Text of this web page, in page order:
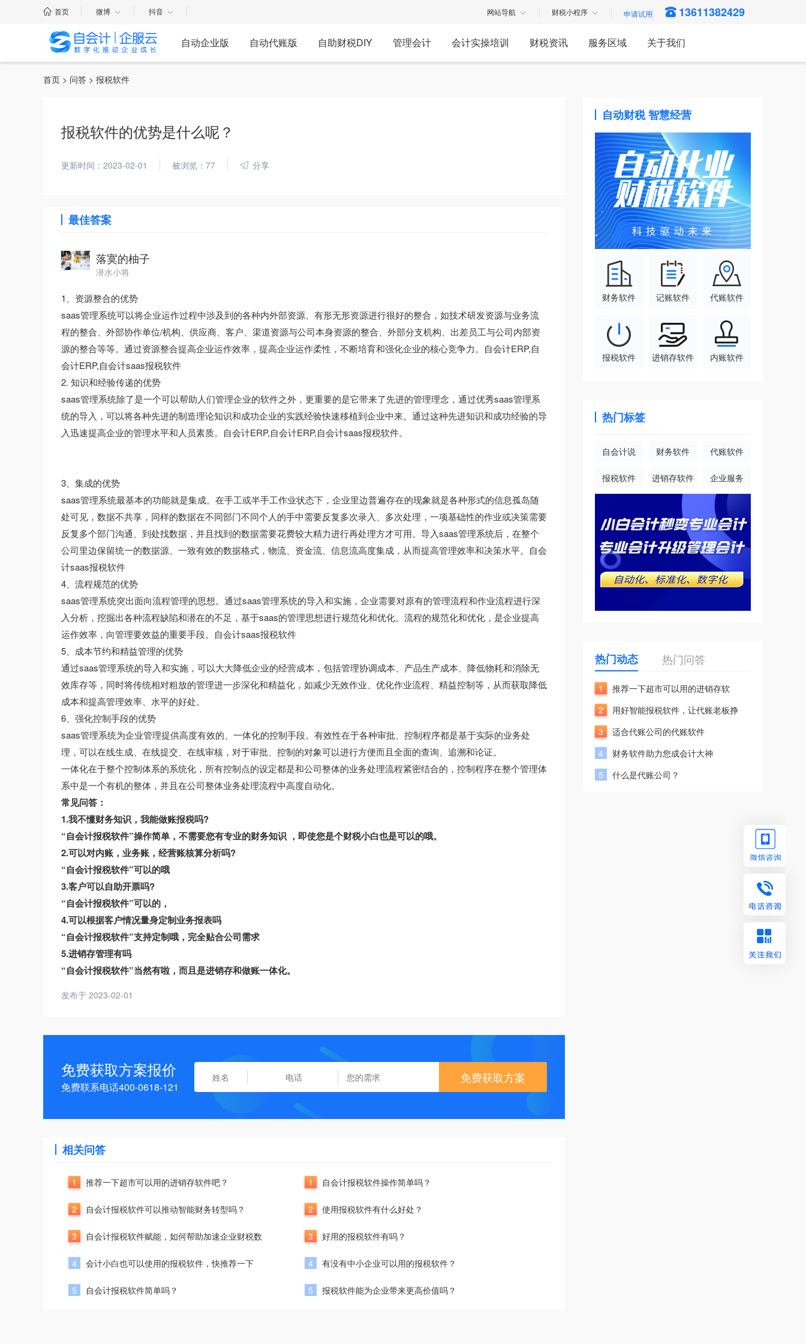
首页 微博 抖音 网站导航 财税小程序 13611382429
自动企业版 自动代账版 自助财税DIY 管理会计 会计实操培训 财税资讯 服务区域 关于我们
首页 > 问答 > 报税软件
报税软件的优势是什么呢？
更新时间：2023-02-01 被浏览：77 分享
最佳答案
落寞的柚子
潜水小将
1、资源整合的优势
saas管理系统可以将企业运作过程中涉及到的各种内外部资源、有形无形资源进行很好的整合，如技术研发资源与业务流
程的整合、外部协作单位/机构、供应商、客户、渠道资源与公司本身资源的整合、外部分支机构、出差员工与公司内部资
源的整合等等。通过资源整合提高企业运作效率，提高企业运作柔性，不断培育和强化企业的核心竞争力。自会计ERP,自
会计ERP,自会计saas报税软件
2. 知识和经验传递的优势
saas管理系统除了是一个可以帮助人们管理企业的软件之外，更重要的是它带来了先进的管理理念，通过优秀saas管理系
统的导入，可以将各种先进的制造理论知识和成功企业的实践经验快速移植到企业中来。通过这种先进知识和成功经验的导
入迅速提高企业的管理水平和人员素质。自会计ERP,自会计ERP,自会计saas报税软件。
3、集成的优势
saas管理系统最基本的功能就是集成。在手工或半手工作业状态下，企业里边普遍存在的现象就是各种形式的信息孤岛随
处可见，数据不共享，同样的数据在不同部门不同个人的手中需要反复多次录入、多次处理，一项基础性的作业或决策需要
反复多个部门沟通、到处找数据，并且找到的数据需要花费较大精力进行再处理方才可用。导入saas管理系统后，在整个
公司里边保留统一的数据源、一致有效的数据格式，物流、资金流、信息流高度集成，从而提高管理效率和决策水平。自会
计saas报税软件
4、流程规范的优势
saas管理系统突出面向流程管理的思想。通过saas管理系统的导入和实施，企业需要对原有的管理流程和作业流程进行深
入分析，挖掘出各种流程缺陷和潜在的不足，基于saas的管理思想进行规范化和优化。流程的规范化和优化，是企业提高
运作效率，向管理要效益的重要手段。自会计saas报税软件
5、成本节约和精益管理的优势
通过saas管理系统的导入和实施，可以大大降低企业的经营成本，包括管理协调成本、产品生产成本、降低物耗和消除无
效库存等，同时将传统相对粗放的管理进一步深化和精益化，如减少无效作业、优化作业流程、精益控制等，从而获取降低
成本和提高管理效率、水平的好处。
6、强化控制手段的优势
saas管理系统为企业管理提供高度有效的、一体化的控制手段。有效性在于各种审批、控制程序都是基于实际的业务处
理，可以在线生成、在线提交、在线审核，对于审批、控制的对象可以进行方便而且全面的查询、追溯和论证。
一体化在于整个控制体系的系统化，所有控制点的设定都是和公司整体的业务处理流程紧密结合的，控制程序在整个管理体
系中是一个有机的整体，并且在公司整体业务处理流程中高度自动化。
常见问答：
1.我不懂财务知识，我能做账报税吗?
“自会计报税软件”操作简单，不需要您有专业的财务知识 ，即使您是个财税小白也是可以的哦。
2.可以对内账，业务账，经营账核算分析吗?
“自会计报税软件”可以的哦
3.客户可以自助开票吗?
“自会计报税软件”可以的，
4.可以根据客户情况量身定制业务报表吗
“自会计报税软件”支持定制哦，完全贴合公司需求
5.进销存管理有吗
“自会计报税软件”当然有啦，而且是进销存和做账一体化。
发布于 2023-02-01
免费获取方案报价
免费联系电话400-0618-121
免费获取方案
相关问答
1 推荐一下超市可以用的进销存软件吧？
2 自会计报税软件可以推动智能财务转型吗？
3 自会计报税软件赋能，如何帮助加速企业财税数
4 会计小白也可以使用的报税软件，快推荐一下
5 自会计报税软件简单吗？
1 自会计报税软件操作简单吗？
2 使用报税软件有什么好处？
3 好用的报税软件有吗？
4 有没有中小企业可以用的报税软件？
5 报税软件能为企业带来更高价值吗？
自动财税 智慧经营
财务软件 记账软件 代账软件
报税软件 进销存软件 内账软件
热门标签
自会计说 财务软件 代账软件
报税软件 进销存软件 企业服务
热门动态 热门问答
1
推荐一下超市可以用的进销存软
2
用好智能报税软件，让代账老板挣
3
适合代账公司的代账软件
4
财务软件助力您成会计大神
5
什么是代账公司？